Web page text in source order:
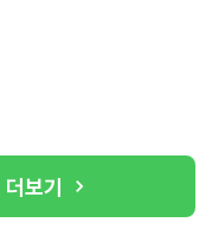
보기